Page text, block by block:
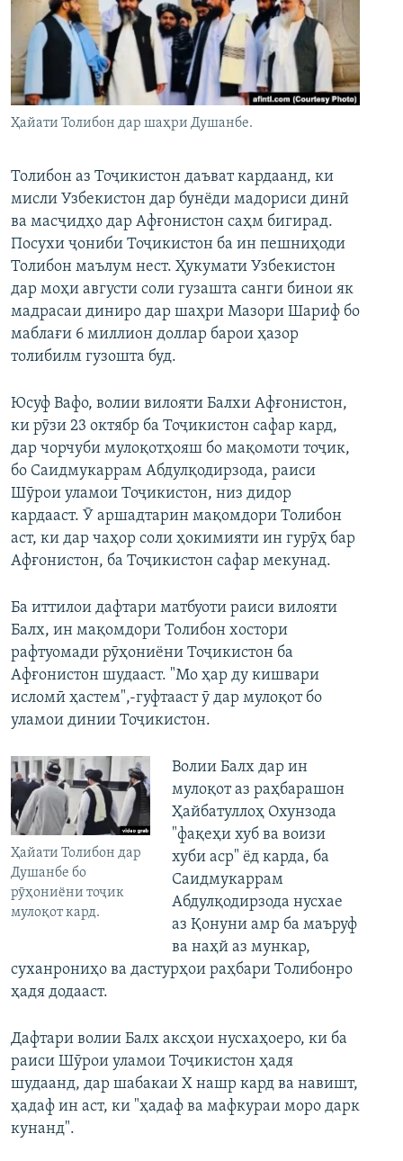
ГУЗОРИШҲОИ РАДИОӢ
Русский
ПАЙГИРӢ КУНЕД
Ҳамаи сомонаҳои RFE/RL
Ҳайати Толибон дар шаҳри Душанбе.
Толибон аз Тоҷикистон даъват кардаанд, ки
мисли Узбекистон дар бунёди мадориси динӣ
ва масҷидҳо дар Афғонистон саҳм бигирад.
Посухи ҷониби Тоҷикистон ба ин пешниҳоди
Толибон маълум нест. Ҳукумати Узбекистон
дар моҳи августи соли гузашта санги бинои як
мадрасаи диниро дар шаҳри Мазори Шариф бо
маблағи 6 миллион доллар барои ҳазор
толибилм гузошта буд.
Юсуф Вафо, волии вилояти Балхи Афғонистон,
ки рӯзи 23 октябр ба Тоҷикистон сафар кард,
дар чорчуби мулоқотҳояш бо мақомоти тоҷик,
бо Саидмукаррам Абдулқодирзода, раиси
Шӯрои уламои Тоҷикистон, низ дидор
кардааст. Ӯ аршадтарин мақомдори Толибон
аст, ки дар чаҳор соли ҳокимияти ин гурӯҳ бар
Афғонистон, ба Тоҷикистон сафар мекунад.
Ба иттилои дафтари матбуоти раиси вилояти
Балх, ин мақомдори Толибон хостори
рафтуомади рӯҳониёни Тоҷикистон ба
Афғонистон шудааст. "Мо ҳар ду кишвари
исломӣ ҳастем",-гуфтааст ӯ дар мулоқот бо
уламои динии Тоҷикистон.
Ҳайати Толибон дар
Душанбе бо
рӯҳониёни тоҷик
мулоқот кард.
Волии Балх дар ин
мулоқот аз раҳбарашон
Ҳайбатуллоҳ Охунзода
"фақеҳи хуб ва воизи
хуби аср" ёд карда, ба
Саидмукаррам
Абдулқодирзода нусхае
аз Қонуни амр ба маъруф
ва наҳй аз мункар,
суханрониҳо ва дастурҳои раҳбари Толибонро
ҳадя додааст.
Дафтари волии Балх аксҳои нусхаҳоеро, ки ба
раиси Шӯрои уламои Тоҷикистон ҳадя
шудаанд, дар шабакаи Х нашр кард ва навишт,
ҳадаф ин аст, ки "ҳадаф ва мафкураи моро дарк
кунанд".